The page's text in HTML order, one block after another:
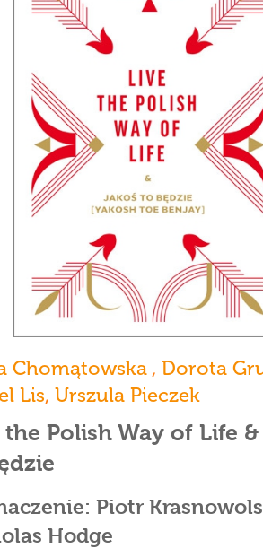
Chomątowska , Dorota
Lis, Urszula Pieczek
Polish Way of Life
Piotr
Hodge